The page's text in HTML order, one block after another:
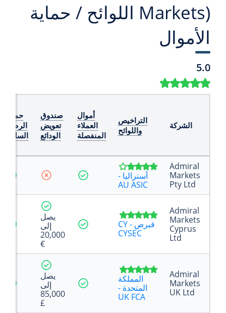
Markets) اللوائح / حماية
الأموال
5.0
الشركة
التراخيص
واللوائح
أموال
العملاء
المنفصلة
صندوق
تعويض
الودائع
حماية
الرصيد
السلبي
Admiral
Markets
Pty Ltd
أستراليا -
AU ASIC
Admiral
Markets
Cyprus
Ltd
قبرص - CY
CYSEC
يصل
إلى
20,000
€
Admiral
Markets
UK Ltd
المملكة
المتحدة -
UK FCA
يصل
إلى
85,000
£